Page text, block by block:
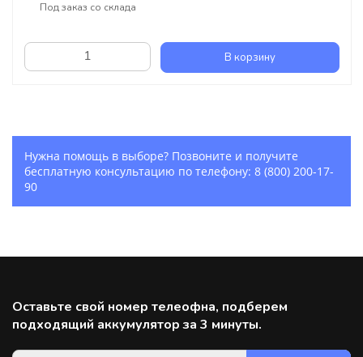
Под заказ со склада
В корзину
Нужна помощь в выборе? Позвоните и получите
бесплатную консультацию по телефону: 8 (800) 200-17-
90
Оставьте свой номер телеофна, подберем
подходящий аккумулятор за 3 минуты.